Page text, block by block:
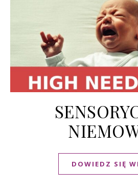
DOWIEDZ SIĘ